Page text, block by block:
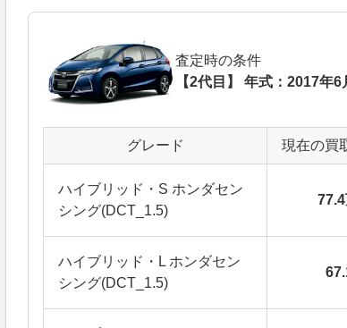
査定時の条件
【2代目】 年式：2017年
グレード 現在の買
ハイブリッド・S ホンダセン
シング(DCT_1.5)
ハイブリッド・L ホンダセン
シング(DCT_1.5)